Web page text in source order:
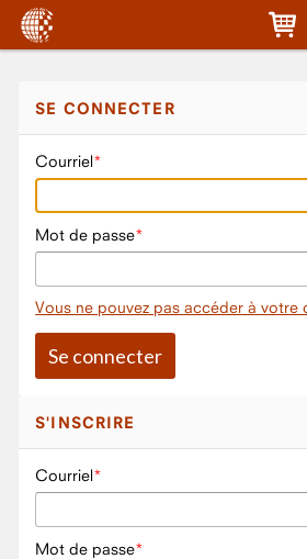
SE CONNECTER
Courriel
Mot de passe
Vous ne pouvez pas accéder à votre
S'INSCRIRE
Courriel
Mot de passe